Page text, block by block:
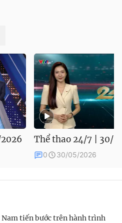
Thể thao 24/7 | 30/
0 30/05/2026
tiến bước trên hành trình